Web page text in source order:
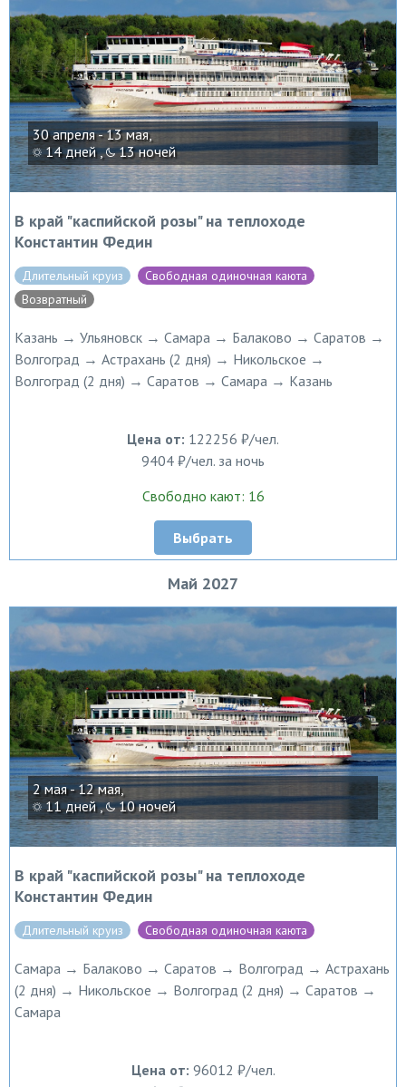
30 апреля - 13 мая,
14 дней , 13 ночей
В край "каспийской розы" на теплоходе
Константин Федин
Длительный круиз
Свободная одиночная каюта
Возвратный
Казань → Ульяновск → Самара → Балаково → Саратов →
Волгоград → Астрахань (2 дня) → Никольское →
Волгоград (2 дня) → Саратов → Самара → Казань
Цена от: 122256 ₽/чел.
9404 ₽/чел. за ночь
Свободно кают: 16
Выбрать
Май 2027
2 мая - 12 мая,
11 дней , 10 ночей
В край "каспийской розы" на теплоходе
Константин Федин
Длительный круиз Свободная одиночная каюта
Самара → Балаково → Саратов → Волгоград → Астрахань
(2 дня) → Никольское → Волгоград (2 дня) → Саратов →
Самара
Цена от: 96012 ₽/чел.